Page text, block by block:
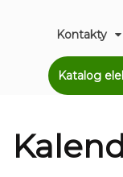
Kontakty
Katalog